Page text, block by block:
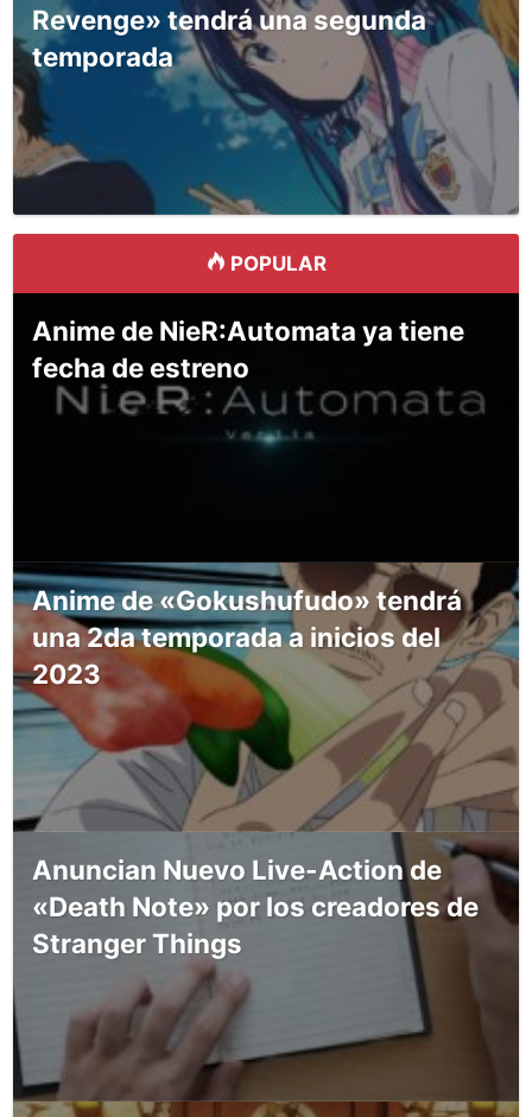
Revenge» tendrá una segunda
temporada
POPULAR
Anime de NieR:Automata ya tiene
fecha de estreno
Anime de «Gokushufudo» tendrá
una 2da temporada a inicios del
2023
Anuncian Nuevo Live-Action de
«Death Note» por los creadores de
Stranger Things